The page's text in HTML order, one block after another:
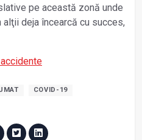
pe această zonă unde
alţii deja încearcă cu succes,
COVID-19